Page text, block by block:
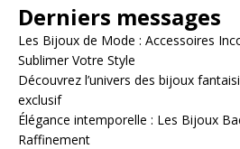
Derniers messages
Les Bijoux de Mode : Accessoires
Sublimer Votre Style
Découvrez l’univers des bijoux
exclusif
Élégance intemporelle : Les Bijoux
Raffinement